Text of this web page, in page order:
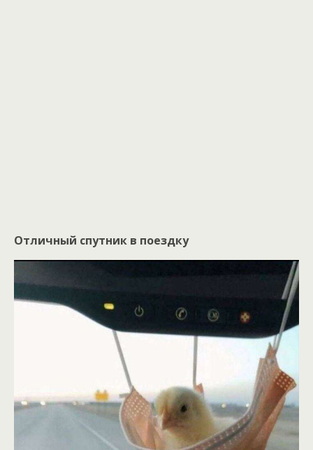
Отличный спутник в поездку